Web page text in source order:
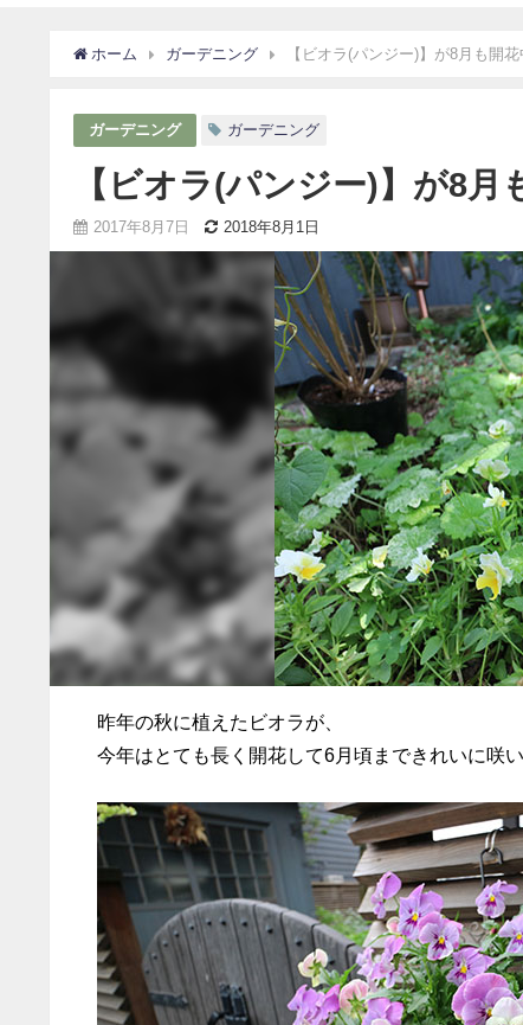
ホーム ガーデニング 【ビオラ(パンジー)】が8月も開
ガーデニング ガーデニング
【ビオラ(パンジー)】が8月
2017年8月7日 2018年8月1日
昨年の秋に植えたビオラが、
今年はとても長く開花して6月頃まできれいに咲い